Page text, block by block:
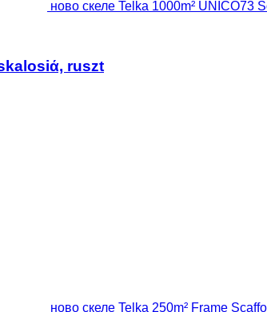
ново скеле Telka 1000m² UNICO73
ruszt
ново скеле Telka 250m² Frame